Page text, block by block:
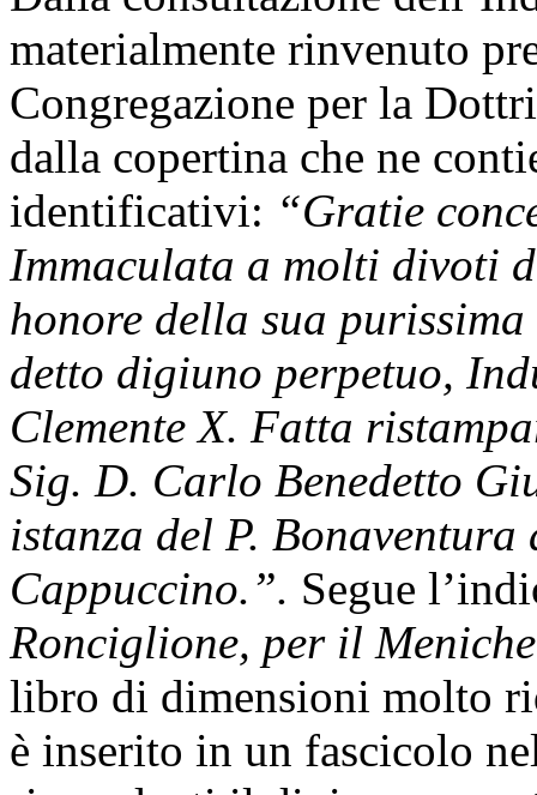
materialmente rinvenuto
Congregazione per la
dalla copertina che ne
identificativi: “Gratie
Immaculata a molti divoti
honore della sua
detto digiuno perpetuo,
Clemente X. Fatta
Sig. D. Carlo Benedetto
istanza del P.
Cappuccino.”. Segue
Ronciglione, per il
libro di dimensioni molto
è inserito in un fascicolo